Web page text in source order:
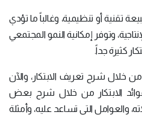
تقنية أو تنظيمية، وغالباً ما تؤدي
وتوفر إمكانية النمو المجتمعي
كثيرة جداً.
خلال شرح تعريف الابتكار، والآن
الابتكار من خلال شرح بعض
والعوامل التي تساعد عليه، وأمثلة